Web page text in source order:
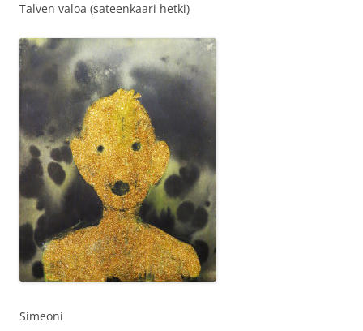
Talven valoa (sateenkaari hetki)
Simeoni